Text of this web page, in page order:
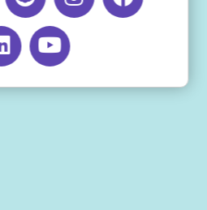
اخر تحديث للمقال: يوليو 28,